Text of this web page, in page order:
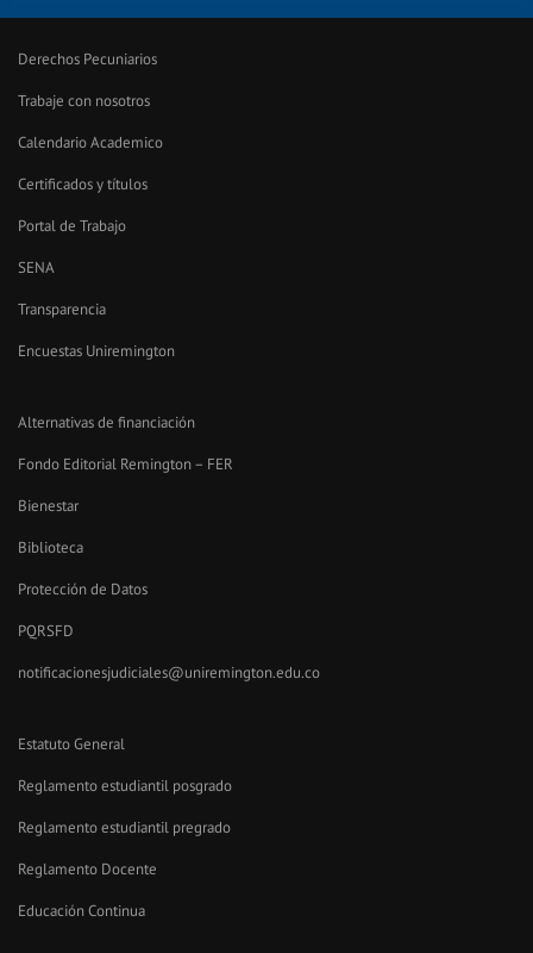
Derechos Pecuniarios
Trabaje con nosotros
Calendario Academico
Certificados y títulos
Portal de Trabajo
SENA
Transparencia
Encuestas Uniremington
Alternativas de financiación
Fondo Editorial Remington – FER
Bienestar
Biblioteca
Protección de Datos
PQRSFD
notificacionesjudiciales@uniremington.edu.co
Estatuto General
Reglamento estudiantil posgrado
Reglamento estudiantil pregrado
Reglamento Docente
Educación Continua